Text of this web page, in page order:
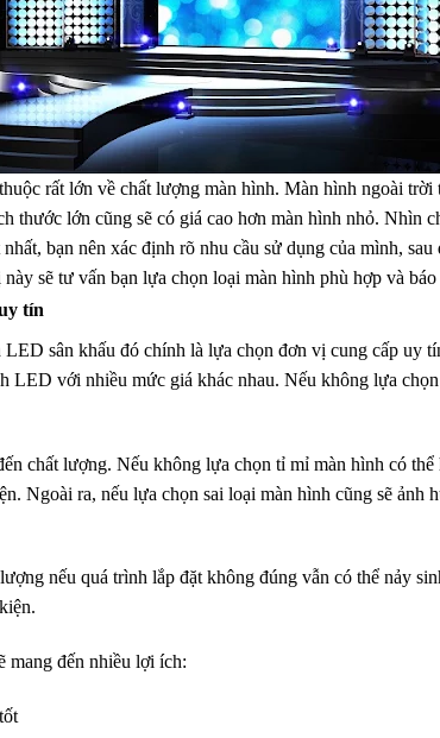
rất lớn về chất lượng màn hình. Màn hình ngoài trời
thước lớn cũng sẽ có giá cao hơn màn hình nhỏ. Nhìn
bạn nên xác định rõ nhu cầu sử dụng của mình,
sẽ tư vấn bạn lựa chọn loại màn hình phù hợp và báo
tín
sân khấu đó chính là lựa chọn đơn vị cung cấp uy
LED với nhiều mức giá khác nhau. Nếu không lựa
chất lượng. Nếu không lựa chọn tỉ mỉ màn hình có
Ngoài ra, nếu lựa chọn sai loại màn hình cũng sẽ ảnh
nếu quá trình lắp đặt không đúng vẫn có thể nảy
mang đến nhiều lợi ích: